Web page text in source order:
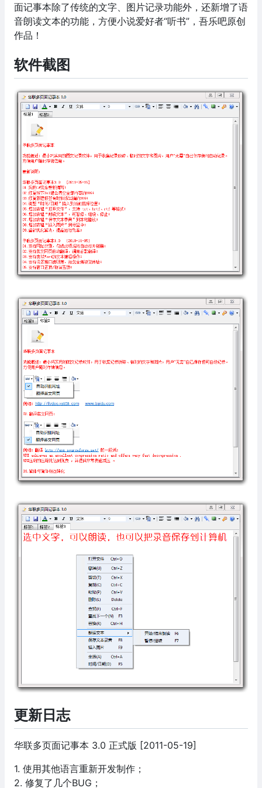
面记事本除了传统的文字、图片记录功能外，还新增了语
音朗读文本的功能，方便小说爱好者“听书”，吾乐吧原创
作品！
软件截图
更新日志
华联多页面记事本 3.0 正式版 [2011-05-19]
1. 使用其他语言重新开发制作；
2. 修复了几个BUG；